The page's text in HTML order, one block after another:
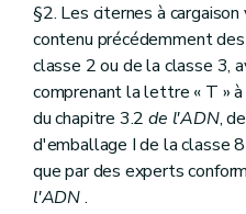
§2. Les citernes à
contenu précédemment
classe 2 ou de la classe 3,
comprenant la lettre « T »
du chapitre 3.2de l'ADN,
d'emballage I de la classe
que par des experts
l'ADN.